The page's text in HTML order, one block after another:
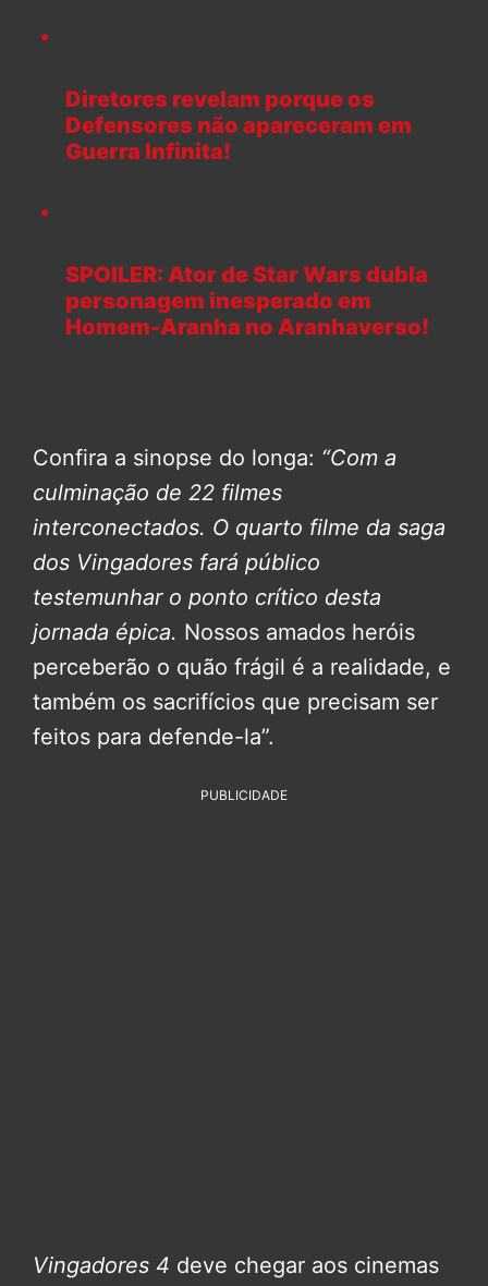
Diretores revelam porque os
Defensores não apareceram em
Guerra Infinita!
SPOILER: Ator de Star Wars dubla
personagem inesperado em
Homem-Aranha no Aranhaverso!
Confira a sinopse do longa: “Com a
culminação de 22 filmes
interconectados. O quarto filme da saga
dos Vingadores fará público
testemunhar o ponto crítico desta
jornada épica. Nossos amados heróis
perceberão o quão frágil é a realidade, e
também os sacrifícios que precisam ser
feitos para defende-la”.
PUBLICIDADE
Vingadores 4 deve chegar aos cinemas